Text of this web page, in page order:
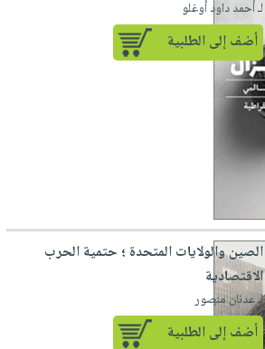
لـ أحمد داود أوغلو
أضف إلى الطلبية
الصين والولايات المتحدة ؛ حتمية الحرب
الاقتصادية
لـ عدنان منصور
أضف إلى الطلبية